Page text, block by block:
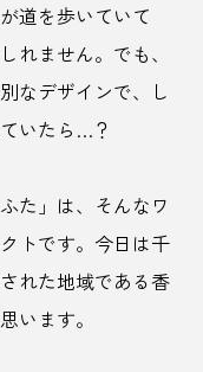
KYOTOGRAPHIE
SDGs
道を歩いていて
れません。でも、
なデザインで、し
いたら…？
た」は、そんなワ
トです。今日は千
れた地域である香
います。